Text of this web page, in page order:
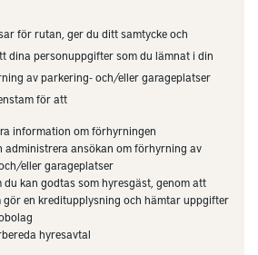
för rutan, ger du ditt samtycke och
dina personuppgifter som du lämnat i din
av parkering- och/eller garageplatser
för att
information om förhyrningen
administrera ansökan om förhyrning av
eller garageplatser
du kan godtas som hyresgäst, genom att
gör en kreditupplysning och hämtar uppgifter
hyresavtal